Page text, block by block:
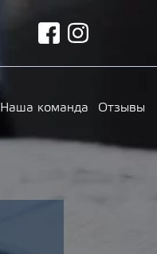
facebook
Наша команда Отзывы